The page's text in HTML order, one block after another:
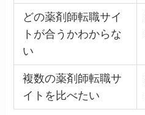
どの薬剤師転職サイ
トが合うかわからな
い
複数の薬剤師転職サ
イトを比べたい